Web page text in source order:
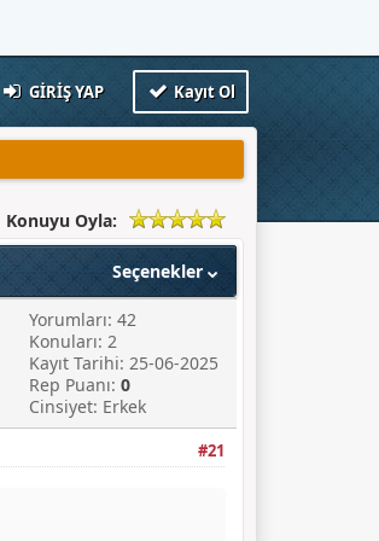
GIRIŞ YAP Kayıt Ol
Konuyu Oyla:
Seçenekler
Yorumları: 42
Konuları: 2
Kayıt Tarihi: 25-06-2025
Rep Puanı: 0
Cinsiyet: Erkek
#21